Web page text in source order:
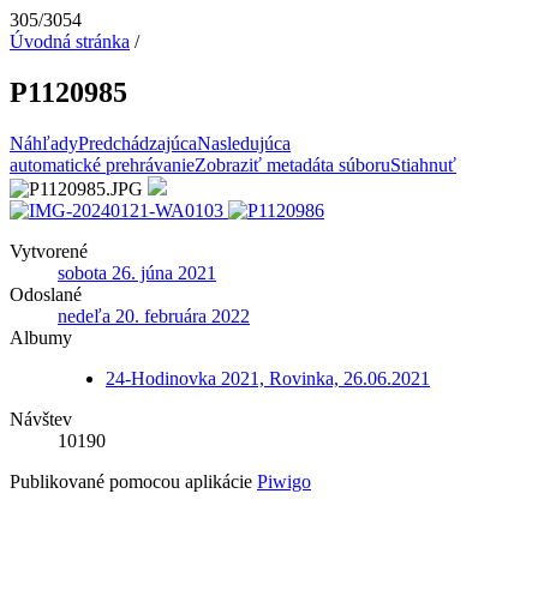
305/3054
Úvodná stránka /
P1120985
NáhľadyPredchádzajúcaNasledujúca
automatické prehrávanieZobraziť metadáta súboruStiahnuť
Vytvorené
sobota 26. júna 2021
Odoslané
nedeľa 20. februára 2022
Albumy
24-Hodinovka 2021, Rovinka, 26.06.2021
Návštev
10190
Publikované pomocou aplikácie Piwigo